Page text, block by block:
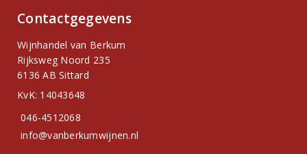
Contactgegevens
Wijnhandel van Berkum
Rijksweg Noord 235
6136 AB Sittard
KvK: 14043648
046-4512068
info@vanberkumwijnen.nl